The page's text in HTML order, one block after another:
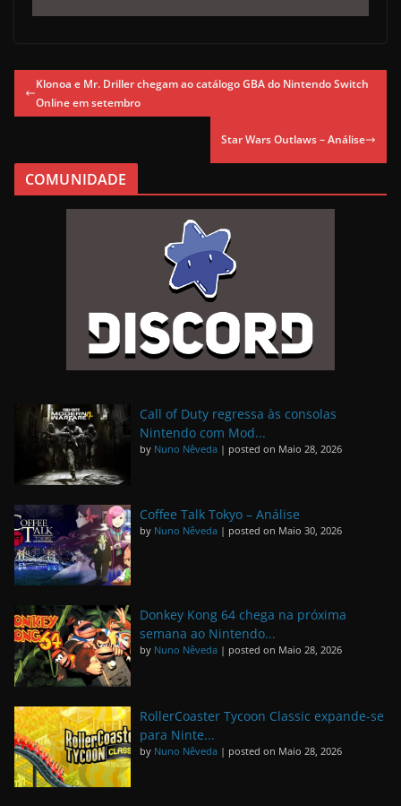
Klonoa e Mr. Driller chegam ao catálogo GBA do Nintendo Switch
Online em setembro
Star Wars Outlaws – Análise
COMUNIDADE
Call of Duty regressa às consolas
Nintendo com Mod...
by Nuno Nêveda | posted on Maio 28, 2026
Coffee Talk Tokyo – Análise
by Nuno Nêveda | posted on Maio 30, 2026
Donkey Kong 64 chega na próxima
semana ao Nintendo...
by Nuno Nêveda | posted on Maio 28, 2026
RollerCoaster Tycoon Classic expande-se
para Ninte...
by Nuno Nêveda | posted on Maio 28, 2026